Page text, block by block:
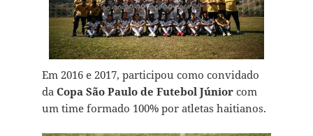
Em 2016 e 2017, participou como convidado
da Copa São Paulo de Futebol Júniorcom
um time formado 100% por atletas haitianos.